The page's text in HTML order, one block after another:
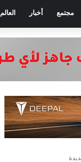
مجتمع أخبار العالم